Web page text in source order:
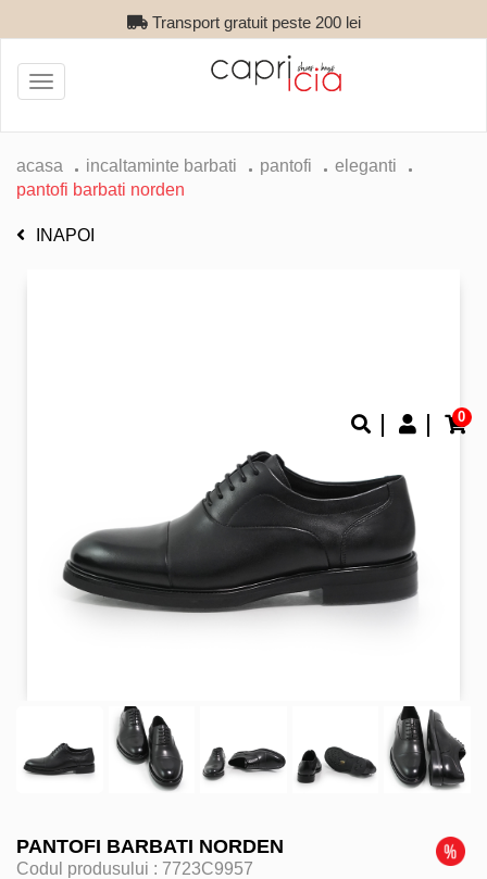
Transport gratuit peste 200 lei
0
Toggle
navigation
acasa incaltaminte barbati pantofi
eleganti
pantofi barbati norden
INAPOI
PANTOFI BARBATI NORDEN
Codul produsului : 7723C9957